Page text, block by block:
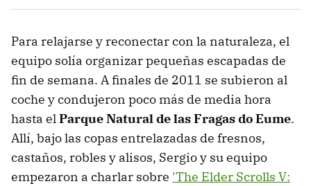
Para relajarse y reconectar con la naturaleza, el
equipo solía organizar pequeñas escapadas de
fin de semana. A finales de 2011 se subieron al
coche y condujeron poco más de media hora
hasta elParque Natural de las Fragas do Eume.
Allí, bajo las copas entrelazadas de fresnos,
castaños, robles y alisos, Sergio y su equipo
empezaron a charlar sobre 'The Elder Scrolls V: